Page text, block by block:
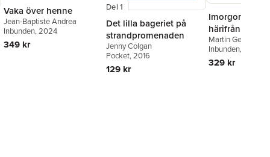
Vaka över henne
Jean-Baptiste Andrea
Inbunden, 2024
349 kr
Del 1
Det lilla bageriet på
strandpromenaden
Jenny Colgan
Pocket, 2016
129 kr
Imorgon är
härifrån : ett
avskedsbrev
Martin Gelin
Inbunden, 2024
329 kr